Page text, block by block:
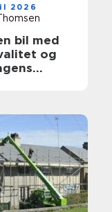
2026
bil med
og